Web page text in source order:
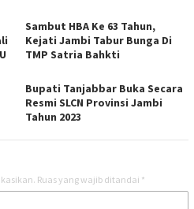
Sambut HBA Ke 63 Tahun,
Kejati Jambi Tabur Bunga Di
TMP Satria Bahkti
Bupati Tanjabbar Buka Secara
Resmi SLCN Provinsi Jambi
Tahun 2023
Ruas yang wajib ditandai *